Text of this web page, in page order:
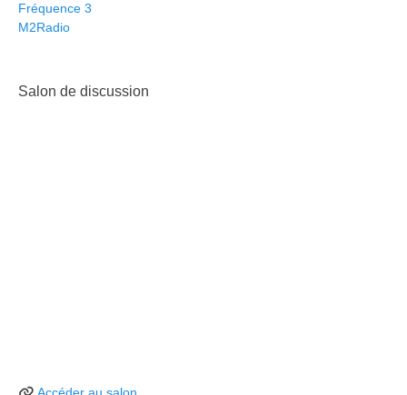
Fréquence 3
M2Radio
Salon de discussion